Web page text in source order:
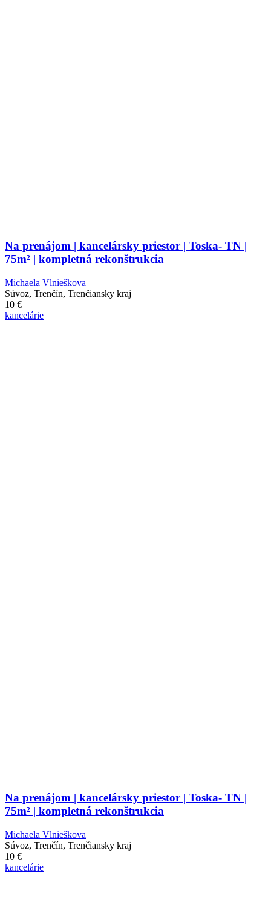
Na prenájom | kancelársky priestor | Toska- TN |
75m² | kompletná rekonštrukcia
Michaela Vlnieškova
Súvoz, Trenčín, Trenčiansky kraj
10 €
kancelárie
Na prenájom | kancelársky priestor | Toska- TN |
75m² | kompletná rekonštrukcia
Michaela Vlnieškova
Súvoz, Trenčín, Trenčiansky kraj
10 €
kancelárie